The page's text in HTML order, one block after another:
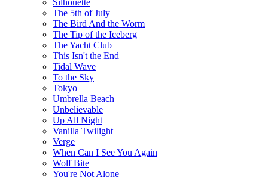
The 5th of July
The Bird And the Worm
The Tip of the Iceberg
The Yacht Club
This Isn't the End
Tidal Wave
To the Sky
Tokyo
Umbrella Beach
Unbelievable
Up All Night
Vanilla Twilight
Verge
When Can I See You Again
Wolf Bite
You're Not Alone